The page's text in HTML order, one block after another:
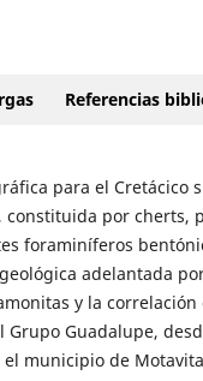
Referencias
para el Cretácico
por cherts,
foraminíferos
adelantada
y la
Guadalupe,
municipio de